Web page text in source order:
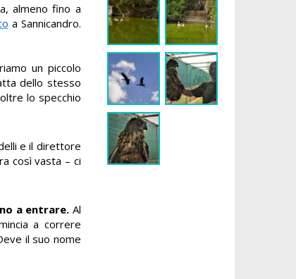
almeno fino a
a Sannicandro.
un piccolo
dello stesso
lo specchio
e il direttore
così vasta – ci
a entrare. Al
a correre
il suo nome